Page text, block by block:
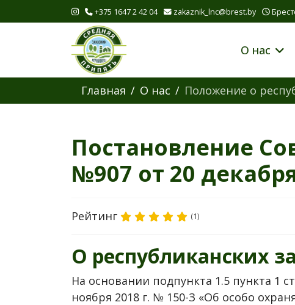
+375 1647 2 42 04 zakaznik_lnc@brest.by
О нас
Главная О нас Положение о
Постановление
№907 от 20
Рейтинг (1)
О республиканских
На основании подпункта 1.5 пункта 1
ноября 2018 г. № 150-З «Об особо